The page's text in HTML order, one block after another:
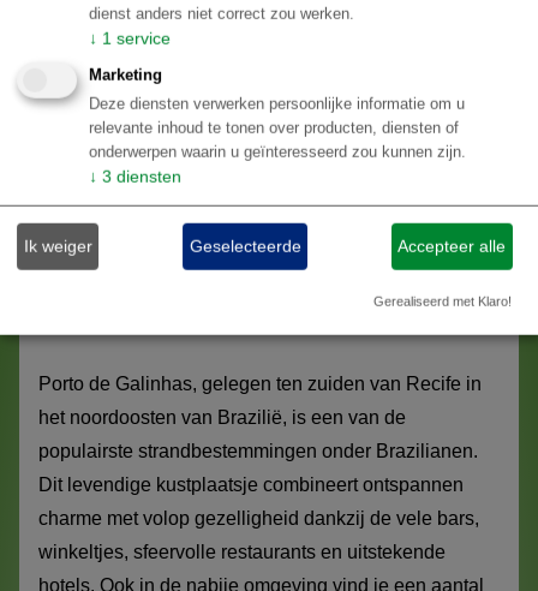
BESTEMMINGEN
1/ 1
Porto de Galinhas, gelegen ten zuiden van Recife in
het noordoosten van Brazilië, is een van de
populairste strandbestemmingen onder Brazilianen.
Dit levendige kustplaatsje combineert ontspannen
charme met volop gezelligheid dankzij de vele bars,
winkeltjes, sfeervolle restaurants en uitstekende
hotels. Ook in de nabije omgeving vind je een aantal
dienst anders niet correct zou werken.
↓ 1 service
Marketing
Deze diensten verwerken persoonlijke informatie om u
relevante inhoud te tonen over producten, diensten of
onderwerpen waarin u geïnteresseerd zou kunnen zijn.
↓ 3 diensten
Ik weiger Geselecteerde Accepteer alle
Gerealiseerd met Klaro!